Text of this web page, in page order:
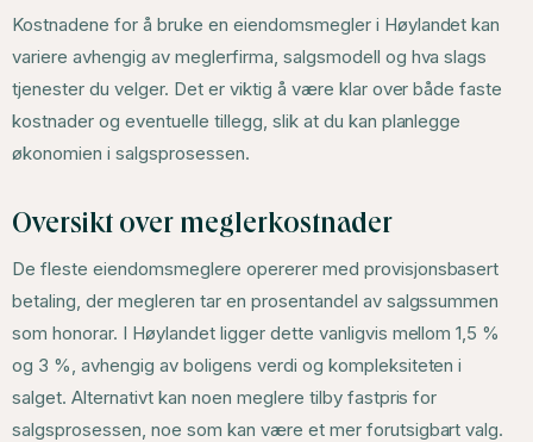
Kostnadene for å bruke en eiendomsmegler i Høylandet kan
variere avhengig av meglerfirma, salgsmodell og hva slags
tjenester du velger. Det er viktig å være klar over både faste
kostnader og eventuelle tillegg, slik at du kan planlegge
økonomien i salgsprosessen.
Oversikt over meglerkostnader
De fleste eiendomsmeglere opererer med provisjonsbasert
betaling, der megleren tar en prosentandel av salgssummen
som honorar. I Høylandet ligger dette vanligvis mellom 1,5 %
og 3 %, avhengig av boligens verdi og kompleksiteten i
salget. Alternativt kan noen meglere tilby fastpris for
salgsprosessen, noe som kan være et mer forutsigbart valg.